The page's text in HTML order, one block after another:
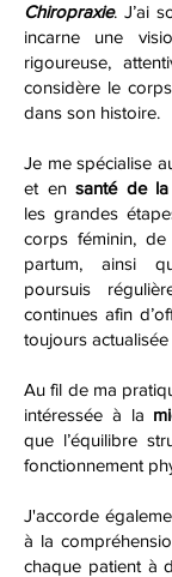
Chiropraxie. J’ai
incarne une
rigoureuse,
considère le
dans son histoire.
Je me spécialise
et en santé de la
les grandes
corps féminin,
partum, ainsi
poursuis
continues afin
toujours
Au fil de ma
intéressée à la
que l’équilibre
fonctionnement
J'accorde
à la
chaque patient à